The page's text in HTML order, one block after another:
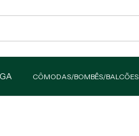
CÔMODAS/BOMBÊS/BALCÕES